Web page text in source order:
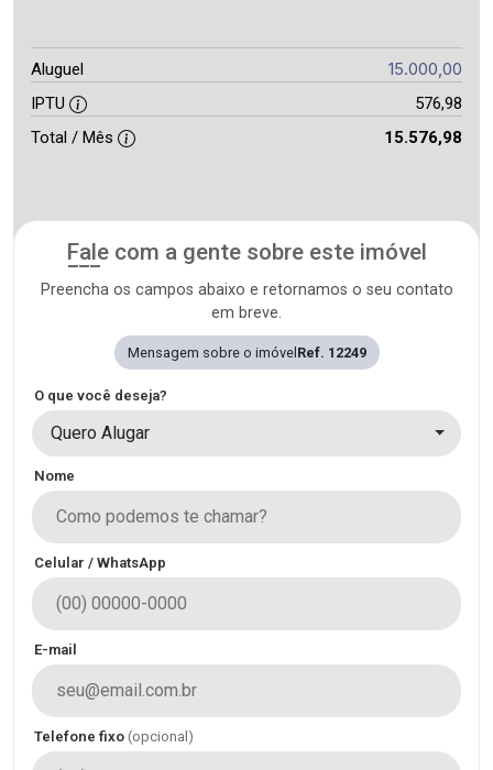
Aluguel 15.000,00
IPTU
576,98
Total / Mês
15.576,98
Fale com a gente sobre este imóvel
Preencha os campos abaixo e retornamos o seu contato
em breve.
Mensagem sobre o imóvel Ref. 12249
O que você deseja?
Quero Alugar
Nome
Celular / WhatsApp
E-mail
Telefone fixo (opcional)